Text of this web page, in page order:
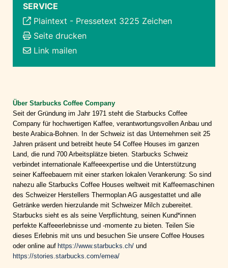
SERVICE
Plaintext - Pressetext 3225 Zeichen
Seite drucken
Link mailen
Über Starbucks Coffee Company
Seit der Gründung im Jahr 1971 steht die Starbucks Coffee
Company für hochwertigen Kaffee, verantwortungsvollen Anbau und
beste Arabica-Bohnen. In der Schweiz ist das Unternehmen seit 25
Jahren präsent und betreibt heute 54 Coffee Houses im ganzen
Land, die rund 700 Arbeitsplätze bieten. Starbucks Schweiz
verbindet internationale Kaffeeexpertise und die Unterstützung
seiner Kaffeebauern mit einer starken lokalen Verankerung: So sind
nahezu alle Starbucks Coffee Houses weltweit mit Kaffeemaschinen
des Schweizer Herstellers Thermoplan AG ausgestattet und alle
Getränke werden hierzulande mit Schweizer Milch zubereitet.
Starbucks sieht es als seine Verpflichtung, seinen Kund*innen
perfekte Kaffeeerlebnisse und -momente zu bieten. Teilen Sie
dieses Erlebnis mit uns und besuchen Sie unsere Coffee Houses
oder online auf https://www.starbucks.ch/ und
https://stories.starbucks.com/emea/